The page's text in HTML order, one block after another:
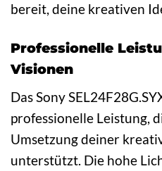
bereit, deine kreativen
Professionelle
Visionen
Das Sony
professionelle Leistung,
Umsetzung deiner
unterstützt. Die hohe